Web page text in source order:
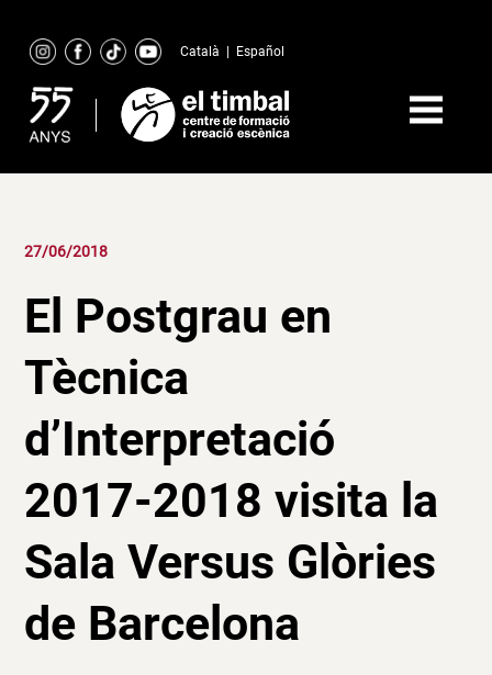
content
Català Español
27/06/2018
El Postgrau en
Tècnica
d’Interpretació
2017-2018 visita la
Sala Versus Glòries
de Barcelona